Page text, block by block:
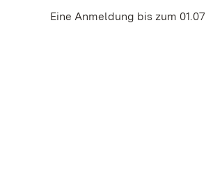
Eine Anmeldung bis zum